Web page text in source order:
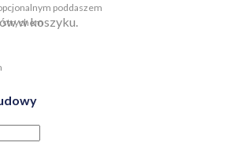
w koszyku.
poddaszem
strychem